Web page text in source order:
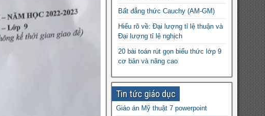
Bất đẳng thức Cauchy (AM-GM)
Hiểu rõ về: Đại lượng tỉ lệ thuận và
Đại lượng tỉ lệ nghịch
20 bài toán rút gọn biểu thức lớp 9
cơ bản và nâng cao
Tin tức giáo dục
Giáo án Mỹ thuật 7 powerpoint